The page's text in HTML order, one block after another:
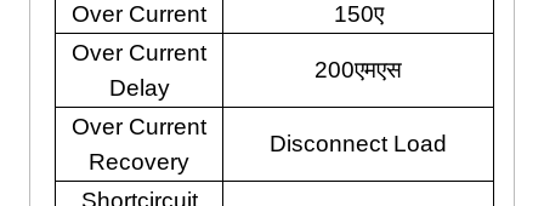
Over Current
150ए
Over Current
Delay
200एमएस
Over Current
Recovery
Disconnect Load
Shortcircuit